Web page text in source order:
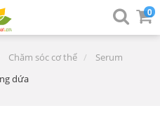
0
Chăm sóc cơ thể
Serum
dứa